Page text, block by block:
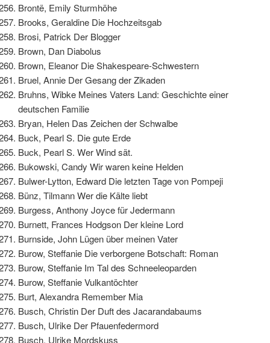
Brontë, Emily Sturmhöhe
Brooks, Geraldine Die Hochzeitsgab
Brosi, Patrick Der Blogger
Brown, Dan Diabolus
Brown, Eleanor Die Shakespeare-Schwestern
Bruel, Annie Der Gesang der Zikaden
Bruhns, Wibke Meines Vaters Land: Geschichte einer
deutschen Familie
Bryan, Helen Das Zeichen der Schwalbe
Buck, Pearl S. Die gute Erde
Buck, Pearl S. Wer Wind sät.
Bukowski, Candy Wir waren keine Helden
Bulwer-Lytton, Edward Die letzten Tage von Pompeji
Bünz, Tilmann Wer die Kälte liebt
Burgess, Anthony Joyce für Jedermann
Burnett, Frances Hodgson Der kleine Lord
Burnside, John Lügen über meinen Vater
Burow, Steffanie Die verborgene Botschaft: Roman
Burow, Steffanie Im Tal des Schneeleoparden
Burow, Steffanie Vulkantöchter
Burt, Alexandra Remember Mia
Busch, Christin Der Duft des Jacarandabaums
Busch, Ulrike Der Pfauenfedermord
Busch, Ulrike Mordskuss